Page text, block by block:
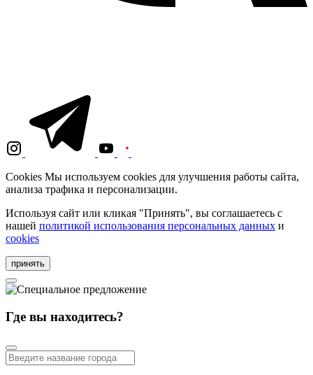
Cookies Мы используем cookies для улучшения работы сайта,
анализа трафика и персонализации.
Используя сайт или кликая "Принять", вы соглашаетесь с
нашей политикой использования персональных данных и
cookies
принять
Где вы находитесь?